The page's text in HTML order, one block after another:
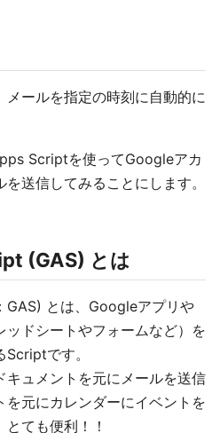
メールを指定の時刻に自動的に
Scriptを使ってGoogleアカ
送信してみることにします。
(GAS) とは
とは、Googleアプリや
ッドシートやフォームなど）を
です。
キュメントを元にメールを送信
を元にカレンダーにイベントを
ても便利！！